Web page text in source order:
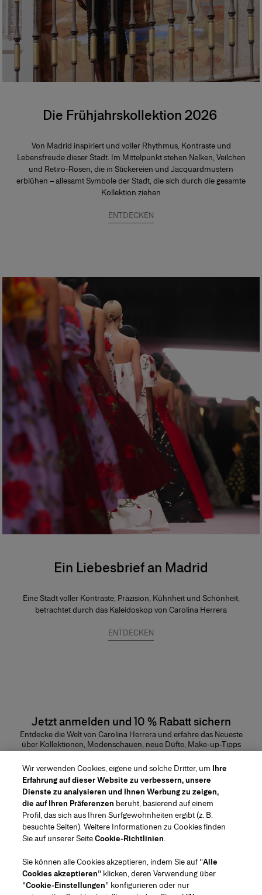
Die Frühjahrskollektion 2026
Von Madrid inspiriert und voller Rhythmus, Kontraste und
Lebensfreude dieser Stadt. Im Mittelpunkt stehen Nelken, Veilchen
und Retiro-Rosen, die in Stickereien und Jacquardmustern
erblühen – allesamt Symbole der Stadt, die sich durch die gesamte
Kollektion ziehen
ENTDECKEN
Ein Liebesbrief an Madrid
Eine Stadt voller Kontraste, Präzision, Kühnheit und Schönheit,
betrachtet durch das Kaleidoskop von Carolina Herrera
ENTDECKEN
Jetzt anmelden und 10 % Rabatt sichern
Entdecke die Welt von Carolina Herrera und erfahre das Neueste
über Kollektionen, Modenschauen, neue Düfte, Make-up-Tipps
und vieles mehr.
E-Mail-Adresse
ABSENDEN
Kundendienst
Wir verwenden Cookies, eigene und solche Dritter, um Ihre
Erfahrung auf dieser Website zu verbessern, unsere
Dienste zu analysieren und Ihnen Werbung zu zeigen,
die auf Ihren Präferenzen beruht, basierend auf einem
Profil, das sich aus Ihren Surfgewohnheiten ergibt (z. B.
besuchte Seiten). Weitere Informationen zu Cookies finden
Sie auf unserer SeiteCookie-Richtlinien.
Sie können alle Cookies akzeptieren, indem Sie auf "Alle
Cookies akzeptieren" klicken, deren Verwendung über
"Cookie-Einstellungen" konfigurieren oder nur